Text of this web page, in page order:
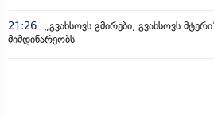
21:26
„გვახსოვს გმირები, გვახსოვს
მიმდინარეობს